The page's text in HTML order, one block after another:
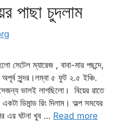
পাছা চুদলাম
সেটেল ম্যারেজ , বাবা-মার পছন্দে,
অপূর্ব সুন্দর।লম্বা ৫ ফুট ২.৫ ইঞ্চি.
ভালই লাগছিলো। বিয়ের রাতে
ডিমান্ড রিং দিলাম। অল্প সমযের
এর ঘটনা খুব … Read more